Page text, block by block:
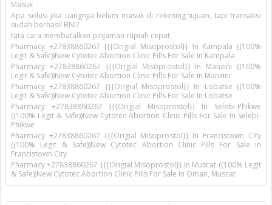
Masuk
Apa solusi jika uangnya belum masuk di rekening tujuan, tapi transaksi
sudah berhasil BNI?
tata cara membatalkan pinjaman rupiah cepat
Pharmacy +27838860267 {{{Origial Misoprostol}} In Kampala ((100%
Legit & Safe))New Cytotec Abortion Clinic Pills For Sale In Kampala
Pharmacy +27838860267 {{{Origial Misoprostol}} In Manzini ((100%
Legit & Safe))New Cytotec Abortion Clinic Pills For Sale In Manzini
Pharmacy +27838860267 {{{Origial Misoprostol}} In Lobatse ((100%
Legit & Safe))New Cytotec Abortion Clinic Pills For Sale In Lobatse
Pharmacy +27838860267 {{{Origial Misoprostol}} In Selebi-Phikwe
((100% Legit & Safe))New Cytotec Abortion Clinic Pills For Sale In Selebi-
Phikwe
Pharmacy +27838860267 {{{Origial Misoprostol}} In Francistown City
((100% Legit & Safe))New Cytotec Abortion Clinic Pills For Sale In
Francistown City
Pharmacy +27838860267 {{{Origial Misoprostol}} In Muscat ((100% Legit
& Safe))New Cytotec Abortion Clinic Pills For Sale In Oman, Muscat